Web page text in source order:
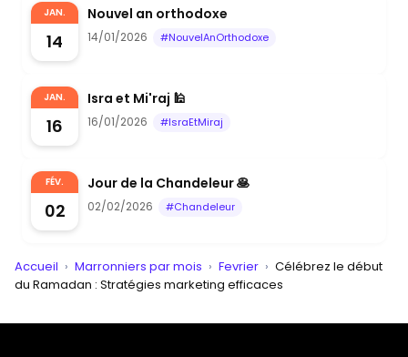
JAN.
14
Nouvel an orthodoxe
14/01/2026 #NouvelAnOrthodoxe
JAN.
16
Isra et Mi'raj 🕌
16/01/2026 #IsraEtMiraj
FÉV.
02
Jour de la Chandeleur 🥞
02/02/2026 #Chandeleur
Accueil › Marronniers par mois › Fevrier › Célébrez le début
du Ramadan : Stratégies marketing efficaces